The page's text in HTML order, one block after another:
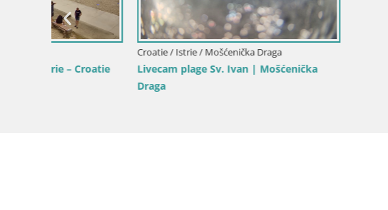
Croatie / Istrie / Mošćenička Draga
Livecam plage Sv. Ivan | Mošćenička